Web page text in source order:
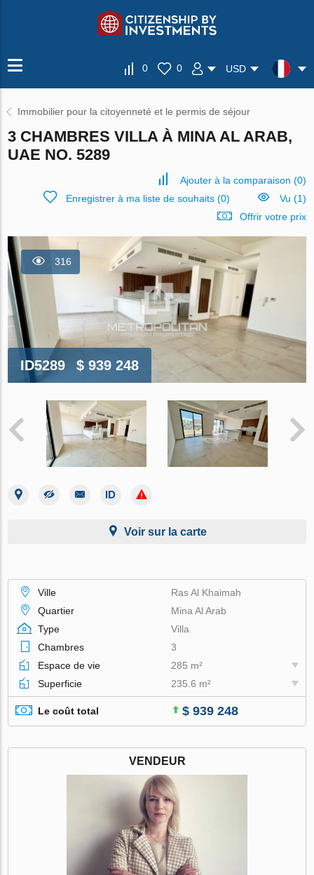
0 0 USD
Immobilier pour la citoyenneté et le permis de séjour
3 CHAMBRES VILLA À MINA AL ARAB,
UAE NO. 5289
Ajouter à la comparaison (0)
Enregistrer à ma liste de souhaits(0)
Vu (1)
Offrir votre prix
316
ID5289 $ 939 248
Voir sur la carte
Ville
Ras Al Khaimah
Quartier
Mina Al Arab
Type
Villa
Chambres
3
Espace de vie
285 m²
Superficie
235.6 m²
Le coût total $ 939 248
VENDEUR